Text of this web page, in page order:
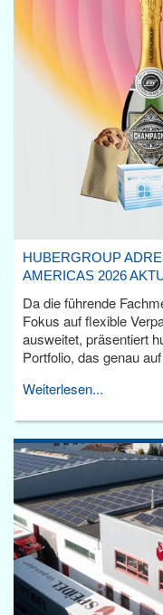
HUBERGROUP
AMERICAS 2026
Da die führende
Fokus auf flexible
ausweitet, präsentiert
Portfolio, das genau
Weiterlesen...